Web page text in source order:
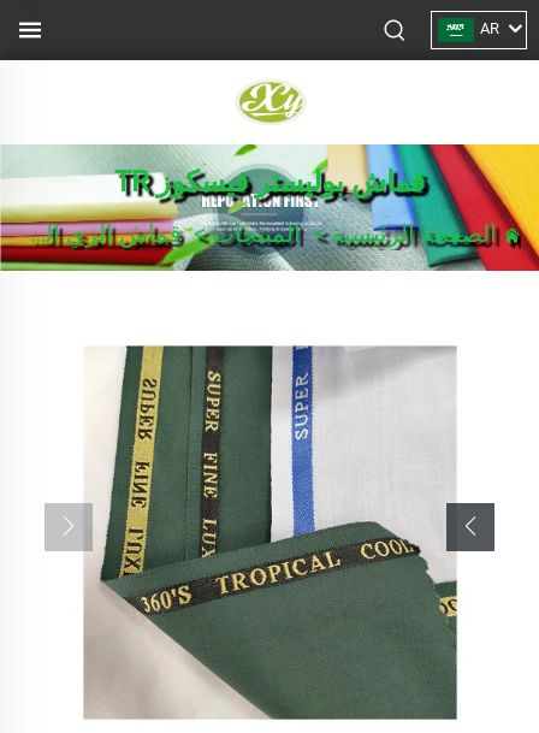
AR
قماش بوليستر فيسكوز TR
الصفحة الرئيسية>المنتجات>قماش الزي الرسمي/بدلة